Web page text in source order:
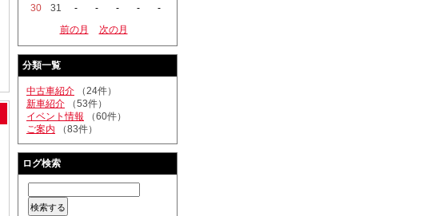
30
31 - - - -
-
前の月
次の月
分類一覧
中古車紹介 （24件）
新車紹介 （53件）
イベント情報 （60件）
ご案内 （83件）
ログ検索